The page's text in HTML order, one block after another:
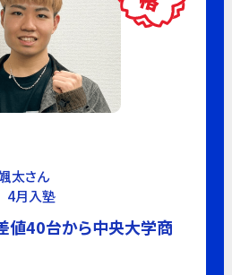
太さん
4月入塾
値40台から中央大学商